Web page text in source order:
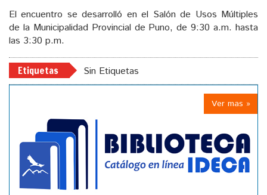
El encuentro se desarrolló en el Salón de Usos Múltiples
de la Municipalidad Provincial de Puno, de 9:30 a.m. hasta
las 3:30 p.m.
Etiquetas Sin Etiquetas
Ver mas »